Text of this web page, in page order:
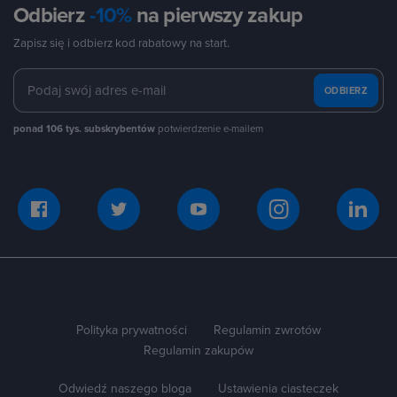
kliknij przycisk Faktura (jeśli jest dostępny).
Możesz również znaleźć fakturę na stronie Google
Pay. Przejdź pod ten adres: pay.google.com i zaloguj
się na swoje konto Google, z którego dokonano
zakupu. W sekcji Aktywność znajdziesz wszystkie
transakcje dokonane w Google Play. Kliknij daną
transakcję, aby zobaczyć szczegóły i pobrać fakturę.
Odbierz-10%na pierwszy zakup
Zapisz się i odbierz kod rabatowy na start.
ODBIERZ
ponad 106 tys. subskrybentów potwierdzenie e-mailem
Polityka prywatności
Regulamin zwrotów
Regulamin zakupów
Odwiedź naszego bloga Ustawienia ciasteczek